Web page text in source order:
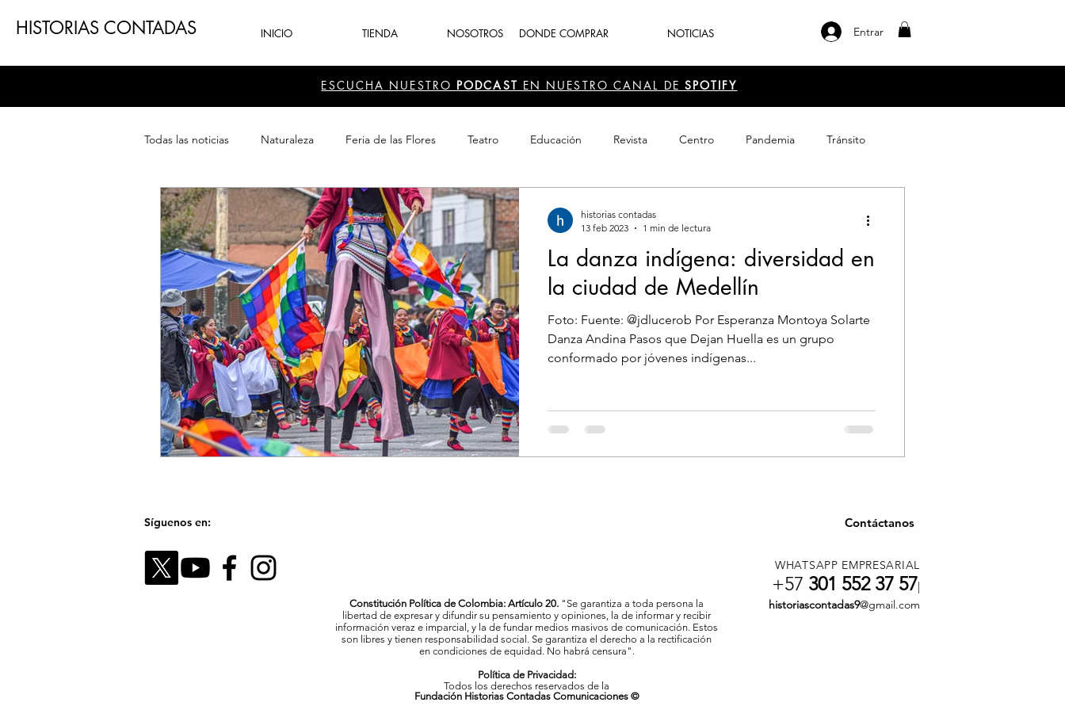
HISTORIAS CONTADAS INICIO TIENDA NOSOTROS DONDE COMPRAR NOTICIAS Entrar
ESCUCHA NUESTRO PODCAST EN NUESTRO CANAL DE SPOTIFY
Todas las noticias Naturaleza Feria de las Flores Teatro Educación Revista Centro Pandemia Tránsito
Teatro Patrimonio Sector Cultura Recreación Navidad
La danza indígena: diversidad en
la ciudad de Medellín
Foto: Fuente: @jdlucerob Por Esperanza Montoya Solarte
Danza Andina Pasos que Dejan Huella es un grupo
conformado por jóvenes indígenas...
historias contadas
13 feb 2023
1 min de lectura
Síguenos en: Contáctanos
Constitución Política de Colombia: Artículo 20. "Se garantiza a toda persona la
libertad de expresar y difundir su pensamiento y opiniones, la de informar y recibir
información veraz e imparcial, y la de fundar medios masivos de comunicación. Estos
son libres y tienen responsabilidad social. Se garantiza el derecho a la rectificación
en condiciones de equidad. No habrá censura".
Política de Privacidad:
WHATSAPP EMPRESARIAL
+57 301 552 37 57|
historiascontadas9@gmail.com
Todos los derechos reservados de la
Fundación Historias Contadas Comunicaciones ©